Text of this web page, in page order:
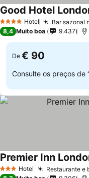
4 EstrelasHotel Bar sazonal
Good Hotel
8,4 Muito boa 9.437
De € 90
Consulte os preços de
3 EstrelasHotel Restaurante e
Premier Inn